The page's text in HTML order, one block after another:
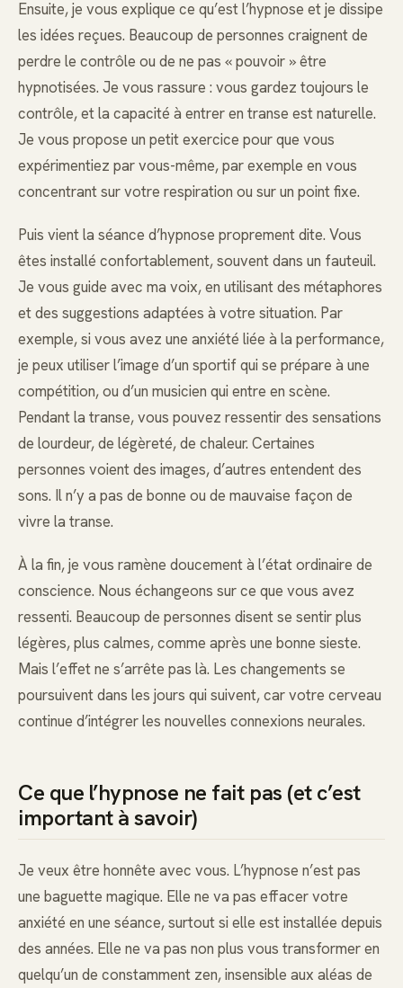
Ensuite, je vous explique ce qu’est l’hypnose et je dissipe
les idées reçues. Beaucoup de personnes craignent de
perdre le contrôle ou de ne pas « pouvoir » être
hypnotisées. Je vous rassure : vous gardez toujours le
contrôle, et la capacité à entrer en transe est naturelle.
Je vous propose un petit exercice pour que vous
expérimentiez par vous-même, par exemple en vous
concentrant sur votre respiration ou sur un point fixe.
Puis vient la séance d’hypnose proprement dite. Vous
êtes installé confortablement, souvent dans un fauteuil.
Je vous guide avec ma voix, en utilisant des métaphores
et des suggestions adaptées à votre situation. Par
exemple, si vous avez une anxiété liée à la performance,
je peux utiliser l’image d’un sportif qui se prépare à une
compétition, ou d’un musicien qui entre en scène.
Pendant la transe, vous pouvez ressentir des sensations
de lourdeur, de légèreté, de chaleur. Certaines
personnes voient des images, d’autres entendent des
sons. Il n’y a pas de bonne ou de mauvaise façon de
vivre la transe.
À la fin, je vous ramène doucement à l’état ordinaire de
conscience. Nous échangeons sur ce que vous avez
ressenti. Beaucoup de personnes disent se sentir plus
légères, plus calmes, comme après une bonne sieste.
Mais l’effet ne s’arrête pas là. Les changements se
poursuivent dans les jours qui suivent, car votre cerveau
continue d’intégrer les nouvelles connexions neurales.
Ce que l’hypnose ne fait pas (et c’est
important à savoir)
Je veux être honnête avec vous. L’hypnose n’est pas
une baguette magique. Elle ne va pas effacer votre
anxiété en une séance, surtout si elle est installée depuis
des années. Elle ne va pas non plus vous transformer en
quelqu’un de constamment zen, insensible aux aléas de